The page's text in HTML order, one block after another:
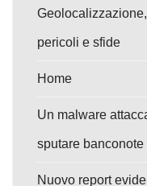
pericoli e sfide
Home
Un malware
sputare banconote
Nuovo report